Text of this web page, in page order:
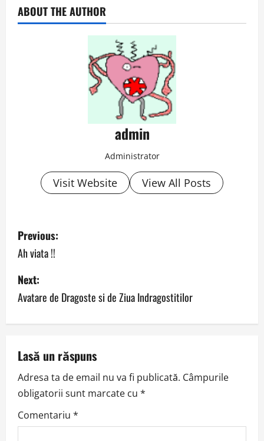
ABOUT THE AUTHOR
admin
Administrator
Visit Website View All Posts
P
o
s
t
n
a
v
i
g
Previous:
Ah viata !!
Next:
Avatare de Dragoste si de Ziua Indragostitilor
Lasă un răspuns
Adresa ta de email nu va fi publicată. Câmpurile
obligatorii sunt marcate cu *
Comentariu *